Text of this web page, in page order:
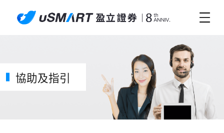
協助及指引